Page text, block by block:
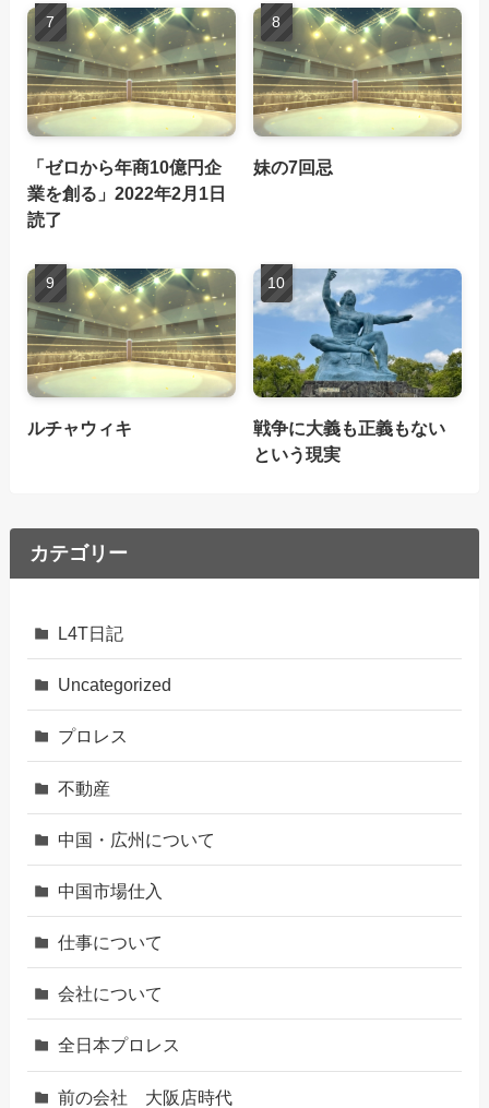
「ゼロから年商10億円企
業を創る」2022年2月1日
読了
妹の7回忌
ルチャウィキ
戦争に大義も正義もない
という現実
カテゴリー
L4T日記
Uncategorized
プロレス
不動産
中国・広州について
中国市場仕入
仕事について
会社について
全日本プロレス
前の会社 大阪店時代